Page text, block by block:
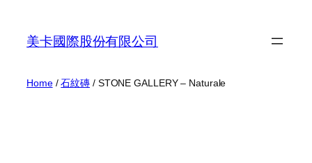
content
美卡國際股份有限公司
Home/石紋磚 / STONE GALLERY – Naturale